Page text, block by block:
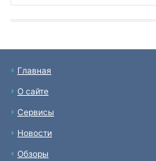
Главная
О сайте
Сервисы
Новости
Обзоры